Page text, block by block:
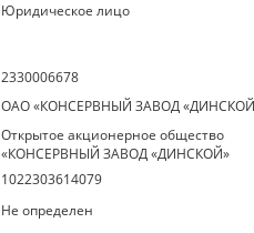
Юридическое лицо
2330006678
ОАО «КОНСЕРВНЫЙ ЗАВОД
Открытое акционерное общество
«КОНСЕРВНЫЙ ЗАВОД «ДИНСКОЙ»
1022303614079
Не определен